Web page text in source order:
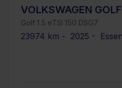
VOLKSWAGEN GOLF
Golf 1.5 eTSI 150 DSG7
23974 km - 2025 -